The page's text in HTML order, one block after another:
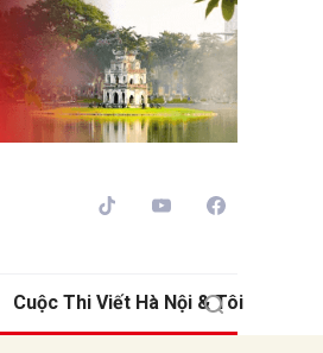
Cuộc Thi Viết Hà Nội & Tôi